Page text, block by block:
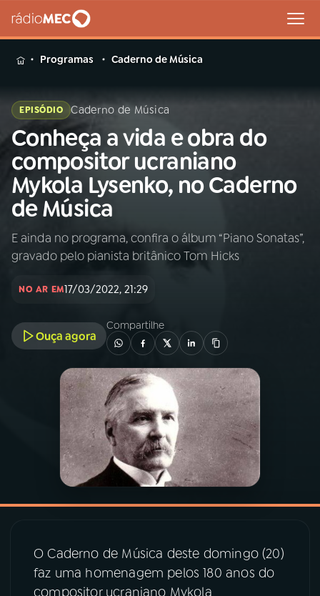
MENU
Buscar
na
Rádio
MEC
Buscar
Início
01INÍCIO
PROGRAMAÇÃO
PROGRAMAS
PODCASTS
08PRÊMIO RÁDIO MEC
Programas Caderno de Música
EPISÓDIO Caderno de Música
Conheça a vida e obra do
compositor ucraniano
Mykola Lysenko, no Caderno
de Música
E ainda no programa, confira o álbum “Piano Sonatas”,
gravado pelo pianista britânico Tom Hicks
NO AR EM17/03/2022, 21:29
Ouça agora
Compartilhe
O Caderno de Música deste domingo (20)
faz uma homenagem pelos 180 anos do
compositor ucraniano Mykola